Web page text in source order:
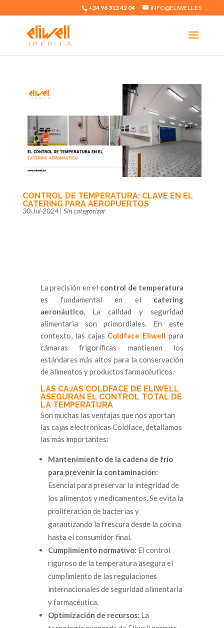
+34 96 313 42 04 INFO@ELIWELL.ES
CONTROL DE TEMPERATURA: CLAVE EN EL
CATERING PARA AEROPUERTOS
30-Jul-2024| Sin categorizar
La precisión en el control de temperatura
es fundamental en el catering
aeronáutico. La calidad y seguridad
alimentaria son primordiales. En este
contexto, las cajas Coldface Eliwell para
cámaras frigoríficas mantienen los
estándares más altos para la conservación
de alimentos y productos farmacéuticos.
LAS CAJAS COLDFACE DE ELIWELL
ASEGURAN EL CONTROL TOTAL DE
LA TEMPERATURA
Son muchas las ventajas que nos aportan
las cajas electrónicas Coldface, detallamos
las más importantes:
Mantenimiento de la cadena de frío
para prevenir la contaminación:
Esencial para preservar la integridad de
los alimentos y medicamentos. Se evita la
proliferación de bacterias y
garantizando la frescura desde la cocina
hasta el consumidor final.
Cumplimiento normativo: El control
riguroso de la temperatura asegura el
cumplimiento de las regulaciones
internacionales de seguridad alimentaria
y farmacéutica.
Optimización de recursos: La